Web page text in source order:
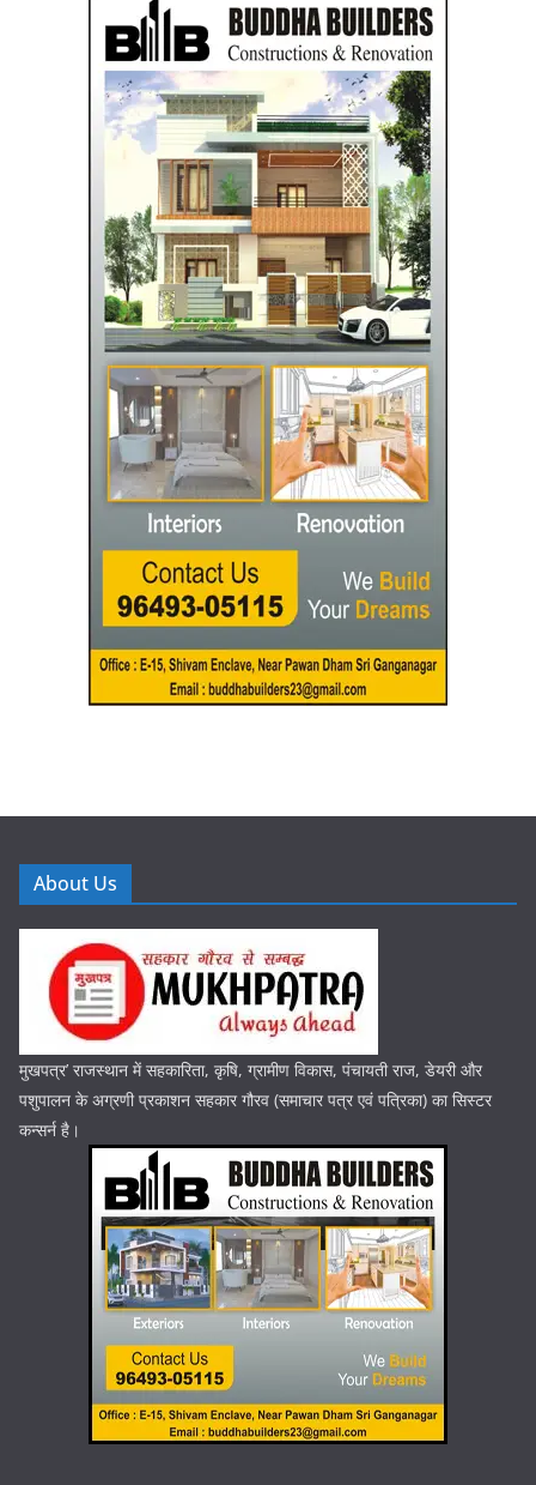
About Us
मुखपत्र’ राजस्थान में सहकारिता, कृषि, ग्रामीण विकास, पंचायती राज, डेयरी और
पशुपालन के अग्रणी प्रकाशन सहकार गौरव (समाचार पत्र एवं पत्रिका) का सिस्टर
कन्सर्न है।